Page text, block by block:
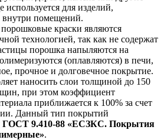
для изделий,
внутри помещений.
краски являются
технологией, так как не содержат
порошка напыляются на
(оплавляются) в печи,
прочное и долговечное покрытие.
наносить слои толщиной до 150
при этом коэффициент
приближается к 100% за счет
Данный тип покрытий
ГОСТ 9.410-88 «ЕСЗКС. Покрытия
.